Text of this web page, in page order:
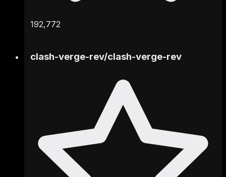
192,772
clash-verge-rev/clash-verge-rev